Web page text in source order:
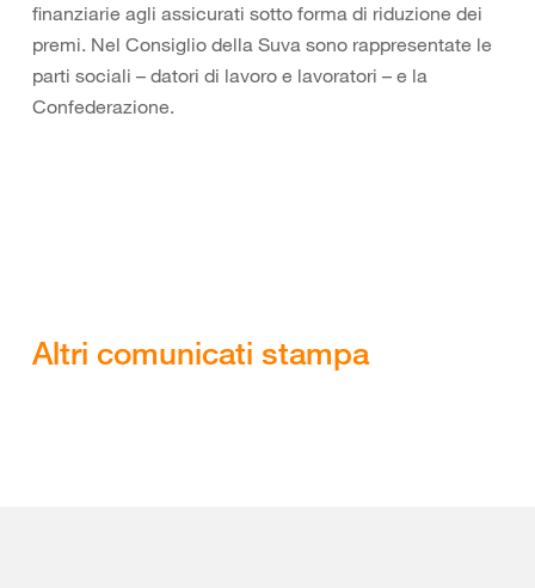
finanziarie agli assicurati sotto forma di riduzione dei
premi. Nel Consiglio della Suva sono rappresentate le
parti sociali – datori di lavoro e lavoratori – e la
Confederazione.
Altri comunicati stampa